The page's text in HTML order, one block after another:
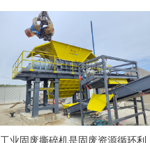
工业固废撕碎机是固废资源循环利